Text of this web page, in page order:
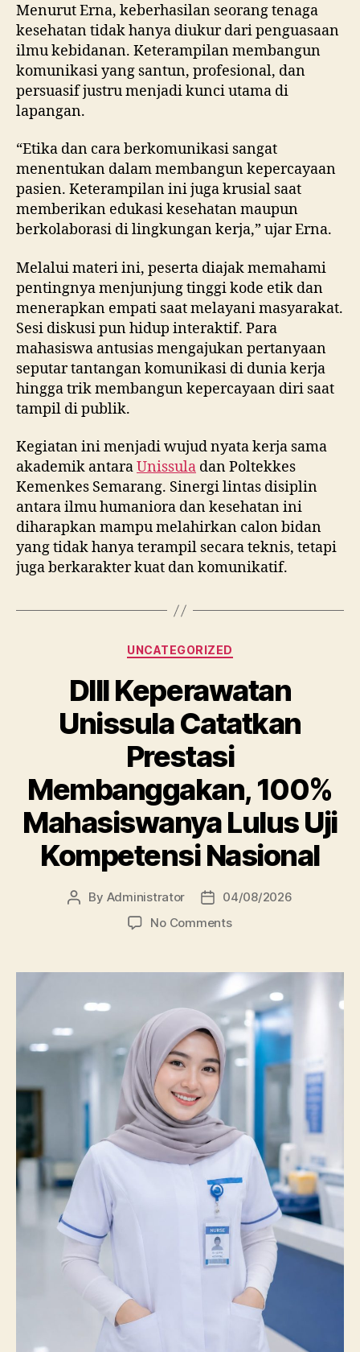
Menurut Erna, keberhasilan seorang tenaga
kesehatan tidak hanya diukur dari penguasaan
ilmu kebidanan. Keterampilan membangun
komunikasi yang santun, profesional, dan
persuasif justru menjadi kunci utama di
lapangan.
“Etika dan cara berkomunikasi sangat
menentukan dalam membangun kepercayaan
pasien. Keterampilan ini juga krusial saat
memberikan edukasi kesehatan maupun
berkolaborasi di lingkungan kerja,” ujar Erna.
Melalui materi ini, peserta diajak memahami
pentingnya menjunjung tinggi kode etik dan
menerapkan empati saat melayani masyarakat.
Sesi diskusi pun hidup interaktif. Para
mahasiswa antusias mengajukan pertanyaan
seputar tantangan komunikasi di dunia kerja
hingga trik membangun kepercayaan diri saat
tampil di publik.
Kegiatan ini menjadi wujud nyata kerja sama
akademik antaraUnissula dan Poltekkes
Kemenkes Semarang. Sinergi lintas disiplin
antara ilmu humaniora dan kesehatan ini
diharapkan mampu melahirkan calon bidan
yang tidak hanya terampil secara teknis, tetapi
juga berkarakter kuat dan komunikatif.
Categories
UNCATEGORIZED
DIII Keperawatan
Unissula Catatkan
Prestasi
Membanggakan, 100%
Mahasiswanya Lulus Uji
Kompetensi Nasional
Post
By Administrator
Post04/08/2026
No Commentson
Unissula
Catatkan
Prestasi
Membanggakan,
100%
Mahasiswanya
Kompetensi
Nasional